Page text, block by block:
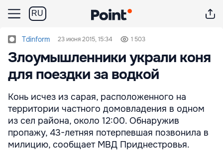
RU
Tdinform 23 июня 2015, 15:34 1 503
Злоумышленники украли коня
для поездки за водкой
Конь исчез из сарая, расположенного на
территории частного домовладения в одном
из сел района, около 12:00. Обнаружив
пропажу, 43-летняя потерпевшая позвонила в
милицию, сообщает МВД Приднестровья.